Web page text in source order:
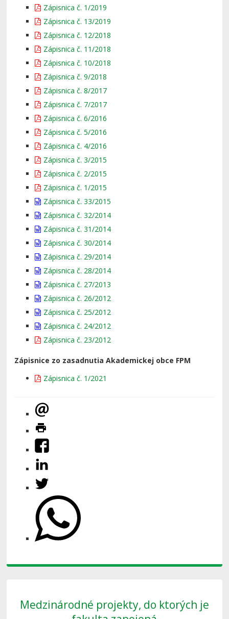
Zápisnica č. 1/2019
Zápisnica č. 13/2019
Zápisnica č. 12/2018
Zápisnica č. 11/2018
Zápisnica č. 10/2018
Zápisnica č. 9/2018
Zápisnica č. 8/2017
Zápisnica č. 7/2017
Zápisnica č. 6/2016
Zápisnica č. 5/2016
Zápisnica č. 4/2016
Zápisnica č. 3/2015
Zápisnica č. 2/2015
Zápisnica č. 1/2015
Zápisnica č. 33/2015
Zápisnica č. 32/2014
Zápisnica č. 31/2014
Zápisnica č. 30/2014
Zápisnica č. 29/2014
Zápisnica č. 28/2014
Zápisnica č. 27/2013
Zápisnica č. 26/2012
Zápisnica č. 25/2012
Zápisnica č. 24/2012
Zápisnica č. 23/2012
Zápisnice zo zasadnutia Akademickej obce FPM
Zápisnica č. 1/2021
Medzinárodné projekty, do ktorých je